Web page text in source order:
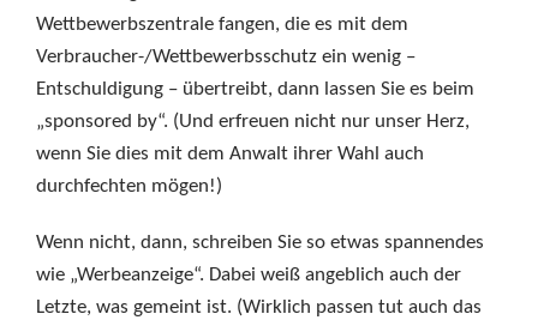
Wettbewerbszentrale fangen, die es mit dem
Verbraucher-/Wettbewerbsschutz ein wenig –
Entschuldigung – übertreibt, dann lassen Sie es beim
„sponsored by“. (Und erfreuen nicht nur unser Herz,
wenn Sie dies mit dem Anwalt ihrer Wahl auch
durchfechten mögen!)
Wenn nicht, dann, schreiben Sie so etwas spannendes
wie „Werbeanzeige“. Dabei weiß angeblich auch der
Letzte, was gemeint ist. (Wirklich passen tut auch das